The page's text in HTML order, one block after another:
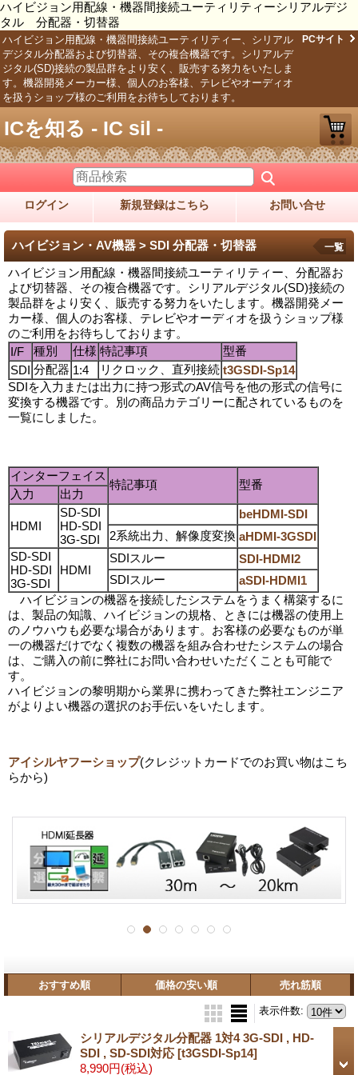
ハイビジョン用配線・機器間接続ユーティリティーシリアルデジ
タル 分配器・切替器
ハイビジョン用配線・機器間接続ユーティリティー、シリアル
デジタル分配器および切替器、その複合機器です。シリアルデ
ジタル(SD)接続の製品群をより安く、販売する努力をいたしま
す。機器開発メーカー様、個人のお客様、テレビやオーディオ
を扱うショップ様のご利用をお待ちしております。
PCサイト
ICを知る - IC sil -
ログイン 新規登録はこちら お問い合せ
ハイビジョン・AV機器 > SDI 分配器・切替器
ハイビジョン用配線・機器間接続ユーティリティー、分配器お
よび切替器、その複合機器です。シリアルデジタル(SD)接続の
製品群をより安く、販売する努力をいたします。機器開発メー
カー様、個人のお客様、テレビやオーディオを扱うショップ様
のご利用をお待ちしております。
I/F
種別 仕様 特記事項
型番
SDI 分配器 1:4 リクロック、直列接続 t3GSDI-Sp14
SDIを入力または出力に持つ形式のAV信号を他の形式の信号に
変換する機器です。別の商品カテゴリーに配されているものを
一覧にしました。
インターフェイス
特記事項 型番
入力 出力
HDMI
SD-SDI
HD-SDI
3G-SDI
beHDMI-SDI
2系統出力、解像度変換 aHDMI-3GSDI
SD-SDI
HD-SDI
3G-SDI
HDMI
SDIスルー
SDI-HDMI2
SDIスルー
aSDI-HDMI1
ハイビジョンの機器を接続したシステムをうまく構築するに
は、製品の知識、ハイビジョンの規格、ときには機器の使用上
のノウハウも必要な場合があります。お客様の必要なものが単
一の機器だけでなく複数の機器を組み合わせたシステムの場合
は、ご購入の前に弊社にお問い合わせいただくことも可能で
す。
ハイビジョンの黎明期から業界に携わってきた弊社エンジニア
がよりよい機器の選択のお手伝いをいたします。
アイシルヤフーショップ(クレジットカードでのお買い物はこち
らから)
一覧
おすすめ順 価格の安い順 売れ筋順
表示件数:
シリアルデジタル分配器 1対4 3G-SDI , HD-
SDI , SD-SDI対応 [t3GSDI-Sp14]
8,990円(税込)